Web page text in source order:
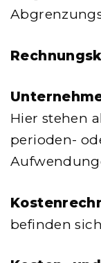
Hier stehen
perioden-
befinden